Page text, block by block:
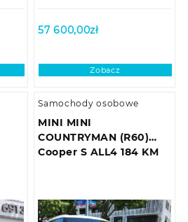
57 600,00zł
Zobacz
Samochody osobowe
MINI MINI
COUNTRYMAN (R60)
Cooper S ALL4 184 KM